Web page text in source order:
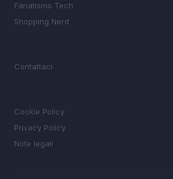
Fanatismo Tech
Shopping Nerd
Contattaci
Cookie Policy
Privacy Policy
Note legali